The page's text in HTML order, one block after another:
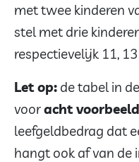
met twee kinderen
stel met drie
respectievelijk 11,
Let op: de tabel in
vooracht
leefgeldbedrag dat
hangt ook af van